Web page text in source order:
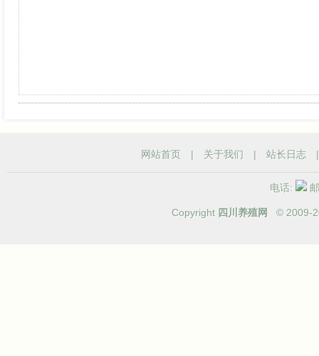
网站首页 | 关于我们 | 站长日志
电话:
Copyright 四川养殖网 © 2009-